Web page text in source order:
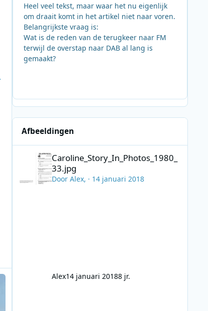
Heel veel tekst, maar waar het nu eigenlijk
om draait komt in het artikel niet naar voren.
Belangrijkste vraag is:
Wat is de reden van de terugkeer naar FM
terwijl de overstap naar DAB al lang is
gemaakt?
Afbeeldingen
Caroline_Story_In_Photos_1980_
33.jpg
Door Alex, · 14 januari 2018
Alex14 januari 20188 jr.